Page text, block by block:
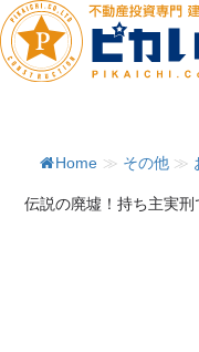
Home ≫ その他 ≫
伝説の廃墟！持ち主実刑